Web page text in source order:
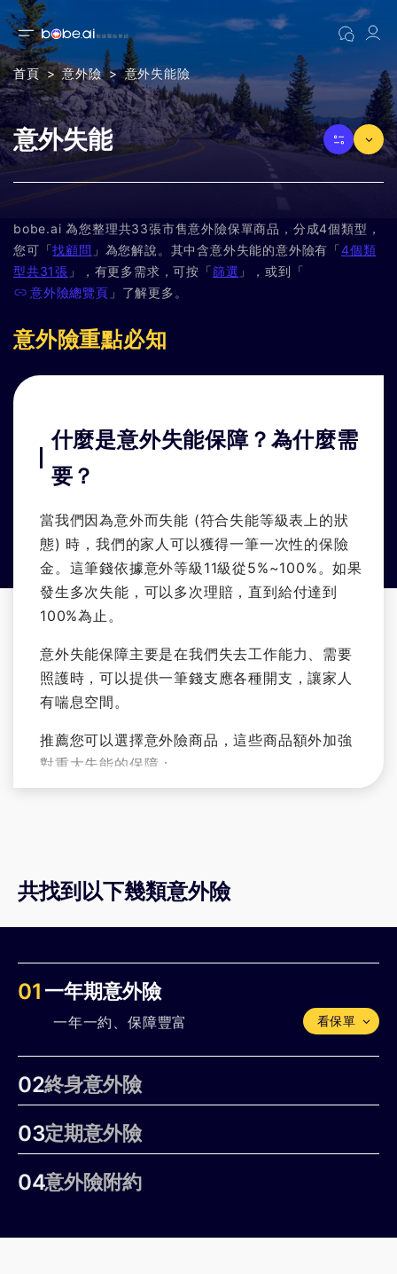
首頁 意外險 意外失能險
意外失能
bobe.ai 為您整理共33張市售意外險保單商品，分成4個類型，
您可「找顧問 」為您解說。其中含意外失能的意外險有「4個類
型共31張 」，有更多需求，可按「篩選 」，或到「
意外險總覽頁 」了解更多。
意外險重點必知
什麼是意外失能保障？為什麼需
要？
當我們因為意外而失能 (符合失能等級表上的狀
態) 時，我們的家人可以獲得一筆一次性的保險
金。這筆錢依據意外等級11級從5%~100%。如果
發生多次失能，可以多次理賠，直到給付達到
100%為止。
意外失能保障主要是在我們失去工作能力、需要
照護時，可以提供一筆錢支應各種開支，讓家人
有喘息空間。
推薦您可以選擇意外險商品，這些商品額外加強
對重大失能的保障：
外，還提供特定失能生活扶助保險金
意外失能狀況有哪些？
常見由意外導致的失能，多半是上肢、下肢、軀
幹的機能障害。如雙手十指永久失去機能 (第5級
失能)，一隻腳五根腳趾頭永久喪失機能 (第9級
失能) 等狀況。
共找到以下幾類意外險
01 一年期意外險
一年一約、保障豐富 看保單
02終身意外險
03定期意外險
04意外險附約